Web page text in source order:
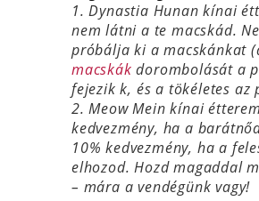
1. Dynastia Hunan kínai
nem látni a te macskád.
próbálja ki a macskánkat
macskák dorombolását a
fejezik k, és a tökéletes az
2. Meow Mein kínai
kedvezmény, ha a
10% kedvezmény, ha a
elhozod. Hozd magaddal
– mára a vendégünk vagy!